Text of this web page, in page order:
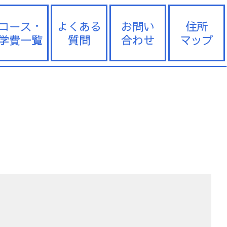
ース・
費一覧
よくある
質問
お問い
合わせ
住所
マップ